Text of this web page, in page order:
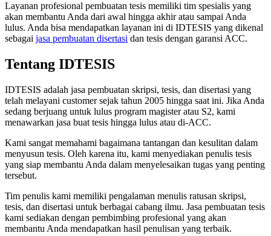
Layanan profesional pembuatan tesis memiliki tim spesialis yang
akan membantu Anda dari awal hingga akhir atau sampai Anda
lulus. Anda bisa mendapatkan layanan ini di IDTESIS yang dikenal
sebagai jasa pembuatan disertasi dan tesis dengan garansi ACC.
Tentang IDTESIS
IDTESIS adalah jasa pembuatan skripsi, tesis, dan disertasi yang
telah melayani customer sejak tahun 2005 hingga saat ini. Jika Anda
sedang berjuang untuk lulus program magister atau S2, kami
menawarkan jasa buat tesis hingga lulus atau di-ACC.
Kami sangat memahami bagaimana tantangan dan kesulitan dalam
menyusun tesis. Oleh karena itu, kami menyediakan penulis tesis
yang siap membantu Anda dalam menyelesaikan tugas yang penting
tersebut.
Tim penulis kami memiliki pengalaman menulis ratusan skripsi,
tesis, dan disertasi untuk berbagai cabang ilmu. Jasa pembuatan tesis
kami sediakan dengan pembimbing profesional yang akan
membantu Anda mendapatkan hasil penulisan yang terbaik.